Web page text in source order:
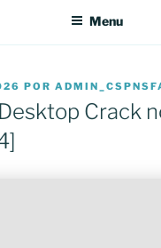
Menu
POR
Crack